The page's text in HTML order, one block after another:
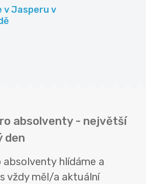
v Jasperu v
absolventy - největší
den
hlídáme a
vždy měl/a aktuální